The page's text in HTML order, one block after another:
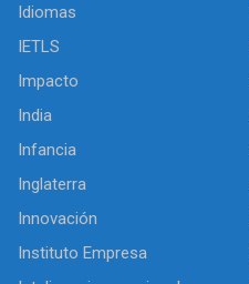
Idiomas
IETLS
Impacto
India
Infancia
Inglaterra
Innovación
Instituto Empresa